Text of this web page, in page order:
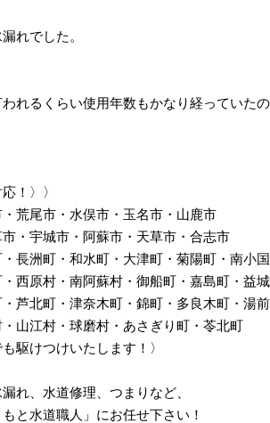
れでした。
れるくらい使用年数もかなり経っていた
！〉〉
荒尾市・水俣市・玉名市・山鹿市
・宇城市・阿蘇市・天草市・合志市
長洲町・和水町・大津町・菊陽町・南小
西原村・南阿蘇村・御船町・嘉島町・益
芦北町・津奈木町・錦町・多良木町・湯
山江村・球磨村・あさぎり町・苓北町
駆けつけいたします！〉
れ、水道修理、つまりなど、
と水道職人」にお任せ下さい！